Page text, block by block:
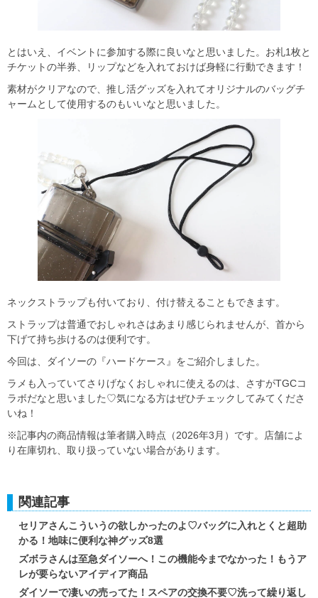
とはいえ、イベントに参加する際に良いなと思いました。お札1枚と
チケットの半券、リップなどを入れておけば身軽に行動できます！
素材がクリアなので、推し活グッズを入れてオリジナルのバッグチ
ャームとして使用するのもいいなと思いました。
ネックストラップも付いており、付け替えることもできます。
ストラップは普通でおしゃれさはあまり感じられませんが、首から
下げて持ち歩けるのは便利です。
今回は、ダイソーの『ハードケース』をご紹介しました。
ラメも入っていてさりげなくおしゃれに使えるのは、さすがTGCコ
ラボだなと思いました♡気になる方はぜひチェックしてみてくださ
いね！
※記事内の商品情報は筆者購入時点（2026年3月）です。店舗によ
り在庫切れ、取り扱っていない場合があります。
関連記事
セリアさんこういうの欲しかったのよ♡バッグに入れとくと超助
かる！地味に便利な神グッズ8選
ズボラさんは至急ダイソーへ！この機能今までなかった！もうア
レが要らないアイディア商品
ダイソーで凄いの売ってた！スペアの交換不要♡洗って繰り返し